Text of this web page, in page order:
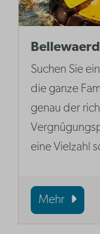
Suchen Sie
die ganze
genau der
eine Vielzahl
Mehr